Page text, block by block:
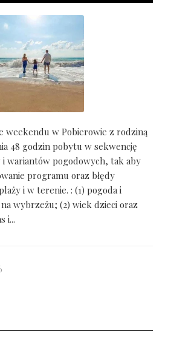
weekendu w Pobierowie z rodziną
48 godzin pobytu w sekwencję
wariantów pogodowych, tak aby
programu oraz błędy
i w terenie. : (1) pogoda i
wybrzeżu; (2) wiek dzieci oraz
i...